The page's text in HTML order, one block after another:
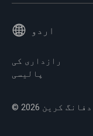
اردو
رازداری کی
پالیسی
© 2026 دفانگ کرین